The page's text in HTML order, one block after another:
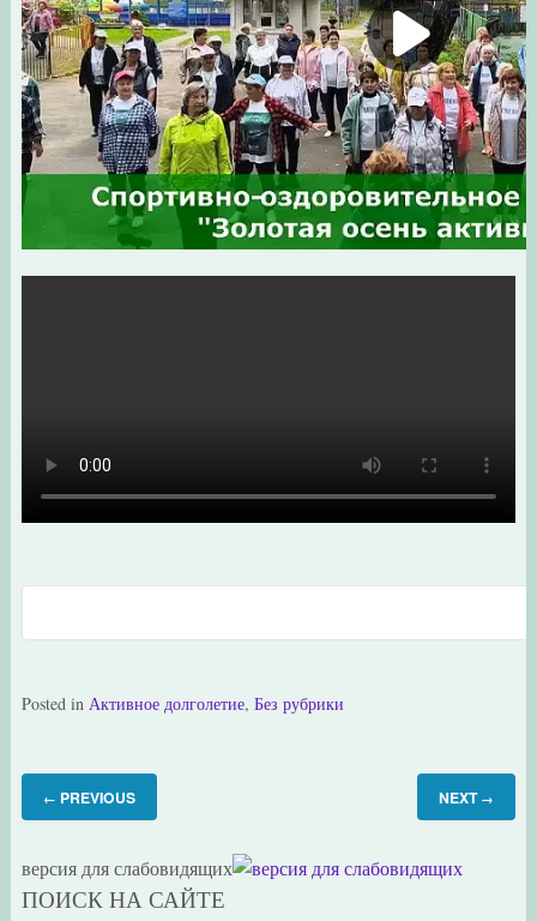
Posted in Активное долголетие, Без рубрики
← PREVIOUS NEXT →
версия для слабовидящих
ПОИСК НА САЙТЕ